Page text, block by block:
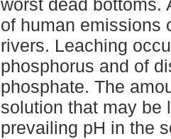
worst dead bottoms.
of human emissions
rivers. Leaching
phosphorus and of
phosphate. The
solution that may be
prevailing pH in the